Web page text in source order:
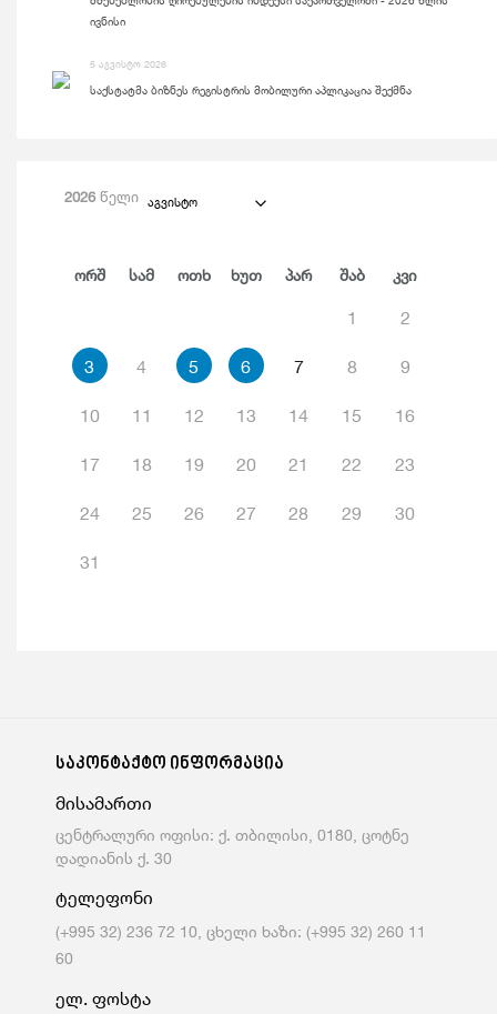
ივნისი
5 აგვისტო 2026
საქსტატმა ბიზნეს რეგისტრის მობილური აპლიკაცია შექმნა
2026წელი აგვისტო
Ორშ Სამ Ოთხ Ხუთ Პარ Შაბ Კვი
1 2
3 4 5 6 7 8 9
10 11 12 13 14 15 16
17 18 19 20 21 22 23
24 25 26 27 28 29 30
31
საკონტაქტო ინფორმაცია
მისამართი
ცენტრალური ოფისი: ქ. თბილისი, 0180, ცოტნე
დადიანის ქ. 30
ტელეფონი
(+995 32) 236 72 10, ცხელი ხაზი: (+995 32) 260 11
60
ელ. ფოსტა